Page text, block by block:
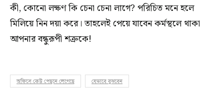
কী, কোনো লক্ষণ কি চেনা চেনা লাগে? পরিচিত মনে হলে
মিলিয়ে নিন দয়া করে। তাহলেই পেয়ে যাবেন কর্মস্থলে থাকা
আপনার বন্ধুরূপী শত্রুকে!
অফিসে কেউ পেছনে লেগেছে যেভাবে বুঝবেন